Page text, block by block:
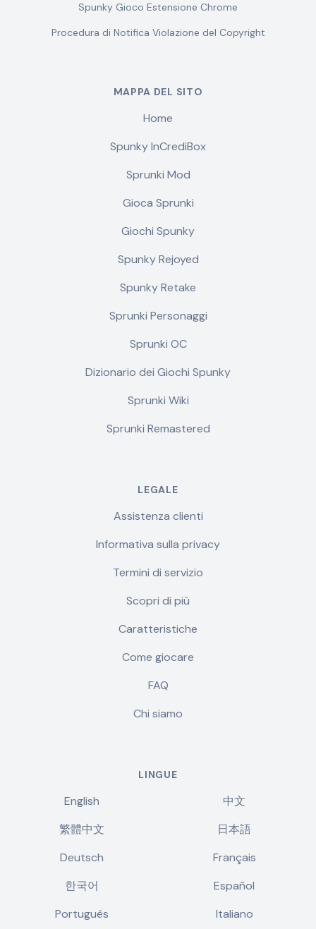
Spunky Gioco Estensione Chrome
Procedura di Notifica Violazione del Copyright
MAPPA DEL SITO
Home
Spunky InCrediBox
Sprunki Mod
Gioca Sprunki
Giochi Spunky
Spunky Rejoyed
Spunky Retake
Sprunki Personaggi
Sprunki OC
Dizionario dei Giochi Spunky
Sprunki Wiki
Sprunki Remastered
LEGALE
Assistenza clienti
Informativa sulla privacy
Termini di servizio
Scopri di più
Caratteristiche
Come giocare
FAQ
Chi siamo
LINGUE
English
中文
繁體中文
日本語
Deutsch
Français
한국어
Español
Português
Italiano